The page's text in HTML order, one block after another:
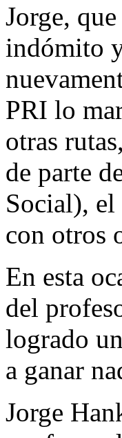
Jorge,
indómito
PRI lo
otras
de parte
Social), el
con otros
En esta
del
logrado
a ganar
Jorge